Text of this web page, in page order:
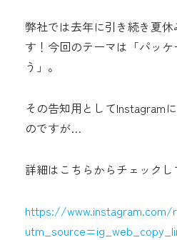
弊社では去年に引き続き夏
す！今回のテーマは「パッ
う」。
その告知用としてInstagram
のですが…
詳細はこちらからチェック
https://www.instagram.com/